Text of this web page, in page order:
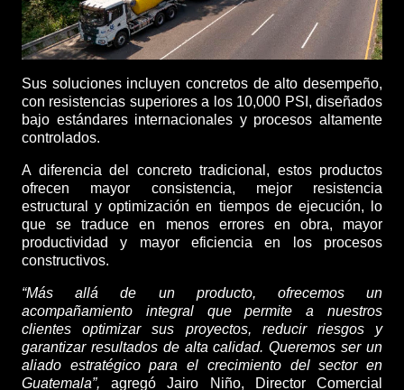
Sus soluciones incluyen concretos de alto desempeño,
con resistencias superiores a los 10,000 PSI, diseñados
bajo estándares internacionales y procesos altamente
controlados.
A diferencia del concreto tradicional, estos productos
ofrecen mayor consistencia, mejor resistencia
estructural y optimización en tiempos de ejecución, lo
que se traduce en menos errores en obra, mayor
productividad y mayor eficiencia en los procesos
constructivos.
“Más allá de un producto, ofrecemos un
acompañamiento integral que permite a nuestros
clientes optimizar sus proyectos, reducir riesgos y
garantizar resultados de alta calidad. Queremos ser un
aliado estratégico para el crecimiento del sector en
Guatemala”, agregó Jairo Niño, Director Comercial